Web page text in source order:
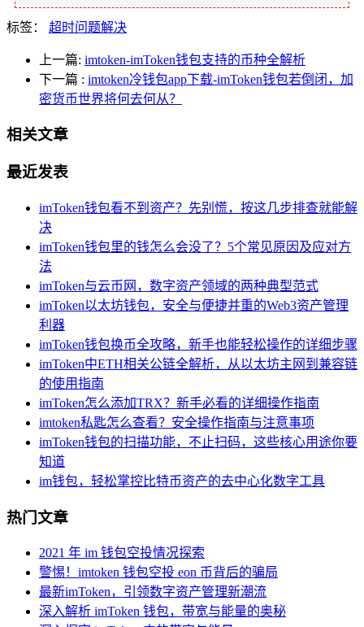
标签： 超时问题解决
上一篇: imtoken-imToken钱包支持的币种全解析
下一篇 : imtoken冷钱包app下载-imToken钱包若倒闭，加
密货币世界将何去何从？
相关文章
最近发表
imToken钱包看不到资产？先别慌，按这几步排查就能解
决
imToken钱包里的钱怎么会没了？5个常见原因及应对方
法
imToken与云币网，数字资产领域的两种典型范式
imToken以太坊钱包，安全与便捷并重的Web3资产管理
利器
imToken钱包换币全攻略，新手也能轻松操作的详细步骤
imToken中ETH相关公链全解析，从以太坊主网到兼容链
的使用指南
imToken怎么添加TRX？新手必看的详细操作指南
imtoken私匙怎么查看？安全操作指南与注意事项
imToken钱包的扫描功能，不止扫码，这些核心用途你要
知道
im钱包，轻松掌控比特币资产的去中心化数字工具
热门文章
2021 年 im 钱包空投情况探索
警惕！imtoken 钱包空投 eon 币背后的骗局
最新imToken，引领数字资产管理新潮流
深入解析 imToken 钱包，带宽与能量的奥秘